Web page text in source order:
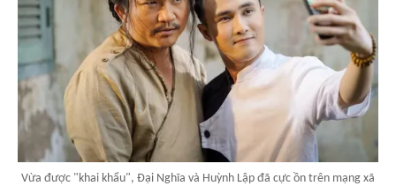
Vừa được "khai khẩu", Đại Nghĩa và Huỳnh Lập đã cực ồn trên mạng xã